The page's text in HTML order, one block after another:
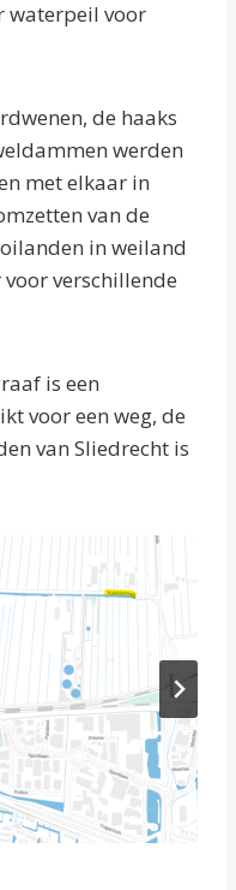
waterpeil voor
de haaks
werden
met elkaar in
van de
in weiland
verschillende
is een
voor een weg, de
van Sliedrecht is